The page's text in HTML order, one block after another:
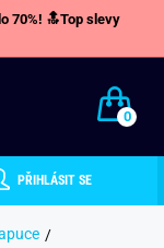
70%! 🔝Top slevy
0
PŘIHLÁSIT SE